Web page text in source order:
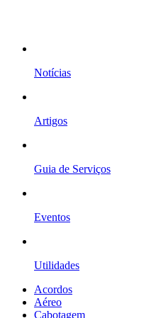
Notícias
Artigos
Guia de Serviços
Eventos
Utilidades
Acordos
Aéreo
Cabotagem